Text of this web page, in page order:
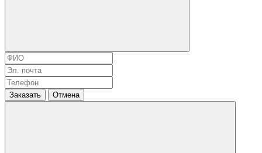
Заказать Отмена